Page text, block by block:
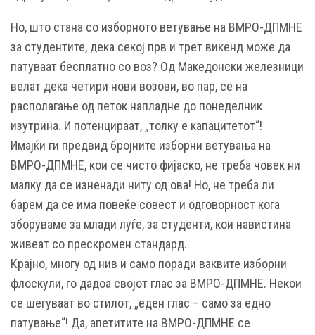
Но, што стана со изборното ветување на ВМРО-ДПМНЕ
за студентите, дека секој прв и трет викенд може да
патуваат бесплатно со воз? Од Македонски железници
велат дека четири нови возови, во пар, се на
располагање од петок напладне до понеделник
изутрина. И потенцираат, „толку е капацитетот“!
Имајќи ги предвид бројните изборни ветувања на
ВМРО-ДПМНЕ, кои се чисто фијаско, не треба човек ни
малку да се изненади ниту од ова! Но, не треба ли
барем да се има повеќе совест и одговорност кога
зборуваме за млади луѓе, за студенти, кои навистина
живеат со прескромен стандард.
Крајно, многу од нив и само поради ваквите изборни
флоскули, го дадоа својот глас за ВМРО-ДПМНЕ. Некои
се шегуваат во стилот, „еден глас – само за едно
патување“! Да, апетитите на ВМРО-ДПМНЕ се